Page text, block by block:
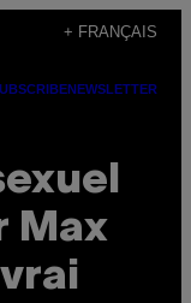
+ FRANÇAIS
NEWSLETTER
Max